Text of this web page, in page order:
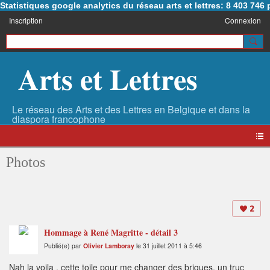
Statistiques google analytics du réseau arts et lettres: 8 403 746
Inscription Connexion
Arts et Lettres
Photos
2
Hommage à René Magritte - détail 3
Publié(e) par Olivier Lamboray le 31 juillet 2011 à 5:46
Nah la voila , cette toile pour me changer des briques, un truc